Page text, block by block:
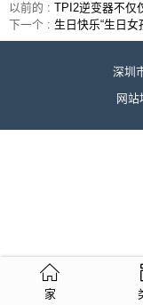
以前的 : TPI2逆变器不仅
下一个 : 生日快乐“生日女
深圳
网站
家